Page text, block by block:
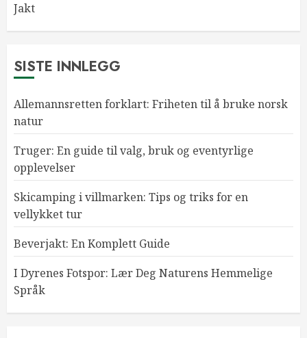
Jakt
SISTE INNLEGG
Allemannsretten forklart: Friheten til å bruke norsk
natur
Truger: En guide til valg, bruk og eventyrlige
opplevelser
Skicamping i villmarken: Tips og triks for en
vellykket tur
Beverjakt: En Komplett Guide
I Dyrenes Fotspor: Lær Deg Naturens Hemmelige
Språk